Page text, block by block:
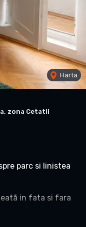
Harta
zona Cetatii
parc si linistea
in fata si fara
sa depui vreun